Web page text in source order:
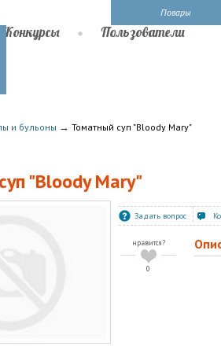
Повары
Конкурсы Пользователи
и бульоны → Томатный cуп "Bloody Mary"
"Bloody Mary"
Задать вопрос
нравится?
0